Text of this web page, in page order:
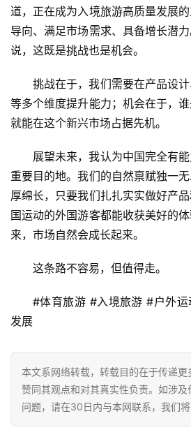
道，正在成为入境旅游高质量发展
导向、满足市场需求、具备增长潜
说，这既是挑战也是机会。
挑战在于，我们需要在产品设
等多个维度提升能力；机会在于，
就能在这个新兴市场占据先机。
展望未来，我认为中国完全有
重要目的地。我们的自然禀赋独一
厚绵长，只要我们扎扎实实做好产
国运动的外国游客都能收获美好的
来，市场自然会成长起来。
这条路不容易，但值得走。
#体育旅游 #入境旅游 #户外
发展
本文系网络转载，转载目的在于传递
赞同其观点和对其真实性负责。如涉
问题，请在30日内与本网联系，我们将